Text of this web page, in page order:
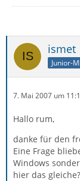
ismet
Junior-
7. Mai 2007 um
Hallo rum,
danke für den
Eine Frage
Windows
hier das